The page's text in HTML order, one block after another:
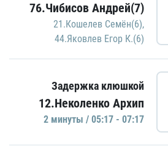
76.Чибисов Андрей(7)
21.Кошелев Семён(6),
44.Яковлев Егор К.(6)
Задержка клюшкой
12.Неколенко Архип
2 минуты / 05:17 - 07:17